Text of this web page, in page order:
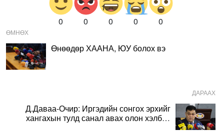
0 0 0 0 0
ӨМНӨХ
Өнөөдөр ХААНА, ЮУ болох вэ
ДАРААХ
Д.Даваа-Очир: Иргэдийн сонгох эрхийг
хангахын тулд санал авах олон хэлбэр